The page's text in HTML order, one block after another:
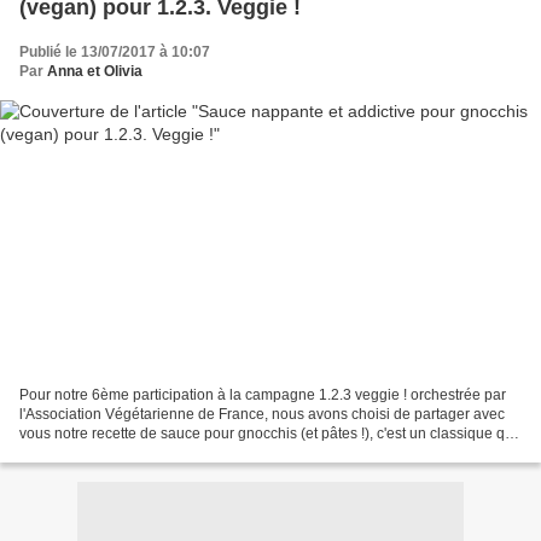
(vegan) pour 1.2.3. Veggie !
Publié le 13/07/2017 à 10:07
Par Anna et Olivia
Pour notre 6ème participation à la campagne 1.2.3 veggie ! orchestrée par
l'Association Végétarienne de France, nous avons choisi de partager avec
vous notre recette de sauce pour gnocchis (et pâtes !), c'est un classique que